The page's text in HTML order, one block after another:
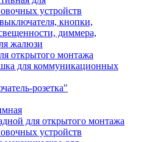
устройств
кнопки,
диммера,
жалюзи
открытого монтажа
для коммуникационных
розетка"
для открытого монтажа
устройств